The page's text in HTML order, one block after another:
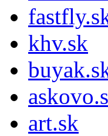
khv.sk
art.sk